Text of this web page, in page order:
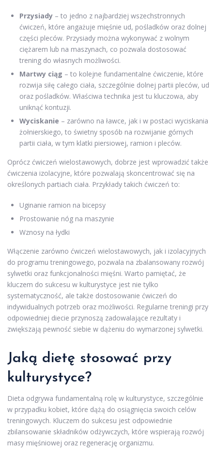
Przysiady – to jedno z najbardziej wszechstronnych
ćwiczeń, które angażuje mięśnie ud, pośladków oraz dolnej
części pleców. Przysiady można wykonywać z wolnym
ciężarem lub na maszynach, co pozwala dostosować
trening do własnych możliwości.
Martwy ciąg – to kolejne fundamentalne ćwiczenie, które
rozwija siłę całego ciała, szczególnie dolnej partii pleców, ud
oraz pośladków. Właściwa technika jest tu kluczowa, aby
uniknąć kontuzji.
Wyciskanie – zarówno na ławce, jak i w postaci wyciskania
żołnierskiego, to świetny sposób na rozwijanie górnych
partii ciała, w tym klatki piersiowej, ramion i pleców.
Oprócz ćwiczeń wielostawowych, dobrze jest wprowadzić także
ćwiczenia izolacyjne, które pozwalają skoncentrować się na
określonych partiach ciała. Przykłady takich ćwiczeń to:
Uginanie ramion na bicepsy
Prostowanie nóg na maszynie
Wznosy na łydki
Włączenie zarówno ćwiczeń wielostawowych, jak i izolacyjnych
do programu treningowego, pozwala na zbalansowany rozwój
sylwetki oraz funkcjonalności mięśni. Warto pamiętać, że
kluczem do sukcesu w kulturystyce jest nie tylko
systematyczność, ale także dostosowanie ćwiczeń do
indywidualnych potrzeb oraz możliwości. Regularne treningi przy
odpowiedniej diecie przynoszą zadowalające rezultaty i
zwiększają pewność siebie w dążeniu do wymarzonej sylwetki.
Jaką dietę stosować przy
kulturystyce?
Dieta odgrywa fundamentalną rolę w kulturystyce, szczególnie
w przypadku kobiet, które dążą do osiągnięcia swoich celów
treningowych. Kluczem do sukcesu jest odpowiednie
zbilansowanie składników odżywczych, które wspierają rozwój
masy mięśniowej oraz regenerację organizmu.